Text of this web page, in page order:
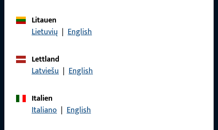
Litauen
Lietuvių | English
Lettland
Latviešu | English
Italien
Italiano | English
Produktkatalog
Kontakt aufnehmen